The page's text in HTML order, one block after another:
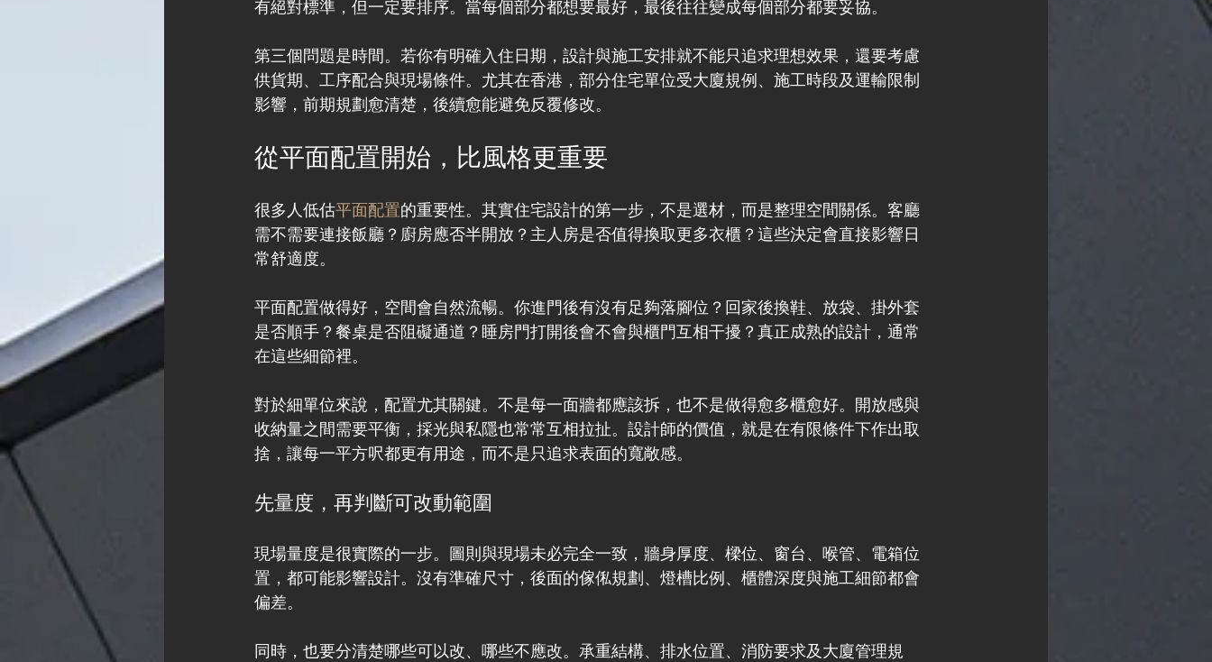
有絕對標準，但一定要排序。當每個部分都想要最好，最後往往變成每個部分都要妥協。
第三個問題是時間。若你有明確入住日期，設計與施工安排就不能只追求理想效果，還要考慮
供貨期、工序配合與現場條件。尤其在香港，部分住宅單位受大廈規例、施工時段及運輸限制
影響，前期規劃愈清楚，後續愈能避免反覆修改。
從平面配置開始，比風格更重要
很多人低估平面配置的重要性。其實住宅設計的第一步，不是選材，而是整理空間關係。客廳
需不需要連接飯廳？廚房應否半開放？主人房是否值得換取更多衣櫃？這些決定會直接影響日
常舒適度。
平面配置做得好，空間會自然流暢。你進門後有沒有足夠落腳位？回家後換鞋、放袋、掛外套
是否順手？餐桌是否阻礙通道？睡房門打開後會不會與櫃門互相干擾？真正成熟的設計，通常
在這些細節裡。
對於細單位來說，配置尤其關鍵。不是每一面牆都應該拆，也不是做得愈多櫃愈好。開放感與
收納量之間需要平衡，採光與私隱也常常互相拉扯。設計師的價值，就是在有限條件下作出取
捨，讓每一平方呎都更有用途，而不是只追求表面的寬敞感。
先量度，再判斷可改動範圍
現場量度是很實際的一步。圖則與現場未必完全一致，牆身厚度、樑位、窗台、喉管、電箱位
置，都可能影響設計。沒有準確尺寸，後面的傢俬規劃、燈槽比例、櫃體深度與施工細節都會
偏差。
同時，也要分清楚哪些可以改、哪些不應改。承重結構、排水位置、消防要求及大廈管理規